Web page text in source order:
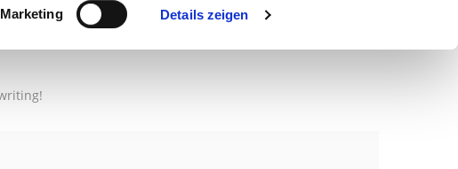
Marketing Details zeigen